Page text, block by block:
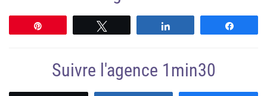
Suivre l'agence 1min30